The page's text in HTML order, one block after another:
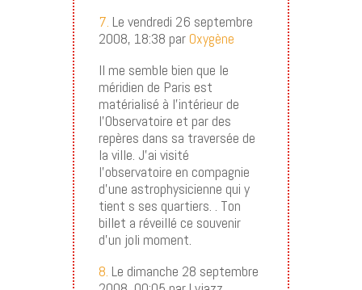
7. Le vendredi 26 septembre
2008, 18:38 parOxygène
Il me semble bien que le
méridien de Paris est
matérialisé à l’intérieur de
l’Observatoire et par des
repères dans sa traversée de
la ville. J’ai visité
l’observatoire en compagnie
d’une astrophysicienne qui y
tient s ses quartiers. . Ton
billet a réveillé ce souvenir
d’un joli moment.
8. Le dimanche 28 septembre